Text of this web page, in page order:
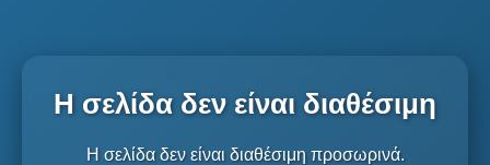
Η σελίδα δεν είναι διαθέσιμη
Η σελίδα δεν είναι διαθέσιμη προσωρινά.